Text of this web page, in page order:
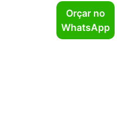
Orçar no
WhatsApp